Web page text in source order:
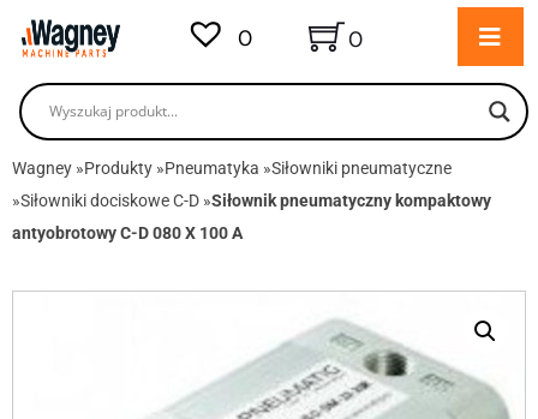
0 0
Wagney »Produkty »Pneumatyka »Siłowniki pneumatyczne
»Siłowniki dociskowe C-D »Siłownik pneumatyczny kompaktowy
antyobrotowy C-D 080 X 100 A